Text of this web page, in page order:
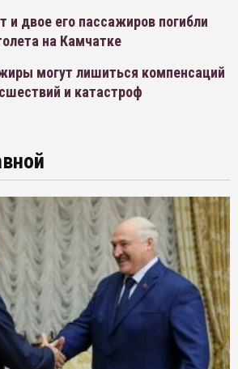
и двое его пассажиров погибли
на Камчатке
могут лишиться компенсаций
и катастроф